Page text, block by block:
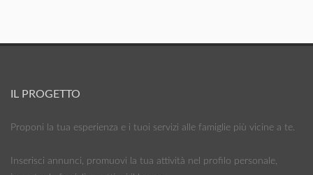
IL PROGETTO
Proponi la tua esperienza e i tuoi servizi alle famiglie più vicine a te.
Inserisci annunci, promuovi la tua attività nel profilo personale,